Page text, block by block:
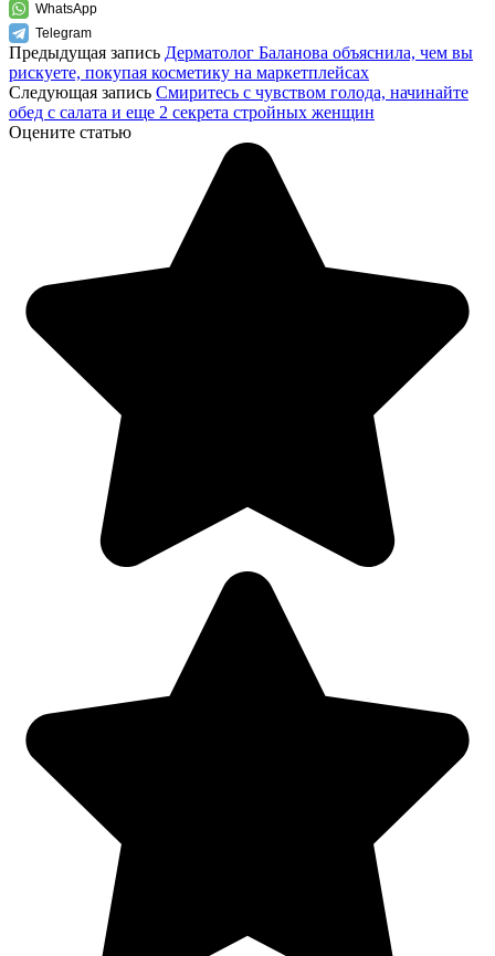
WhatsApp
Telegram
Предыдущая запись Дерматолог Баланова объяснила, чем вы
рискуете, покупая косметику на маркетплейсах
Следующая запись Cмиритесь с чувством голода, начинайте
обед с салата и еще 2 секрета стройных женщин
Оцените статью